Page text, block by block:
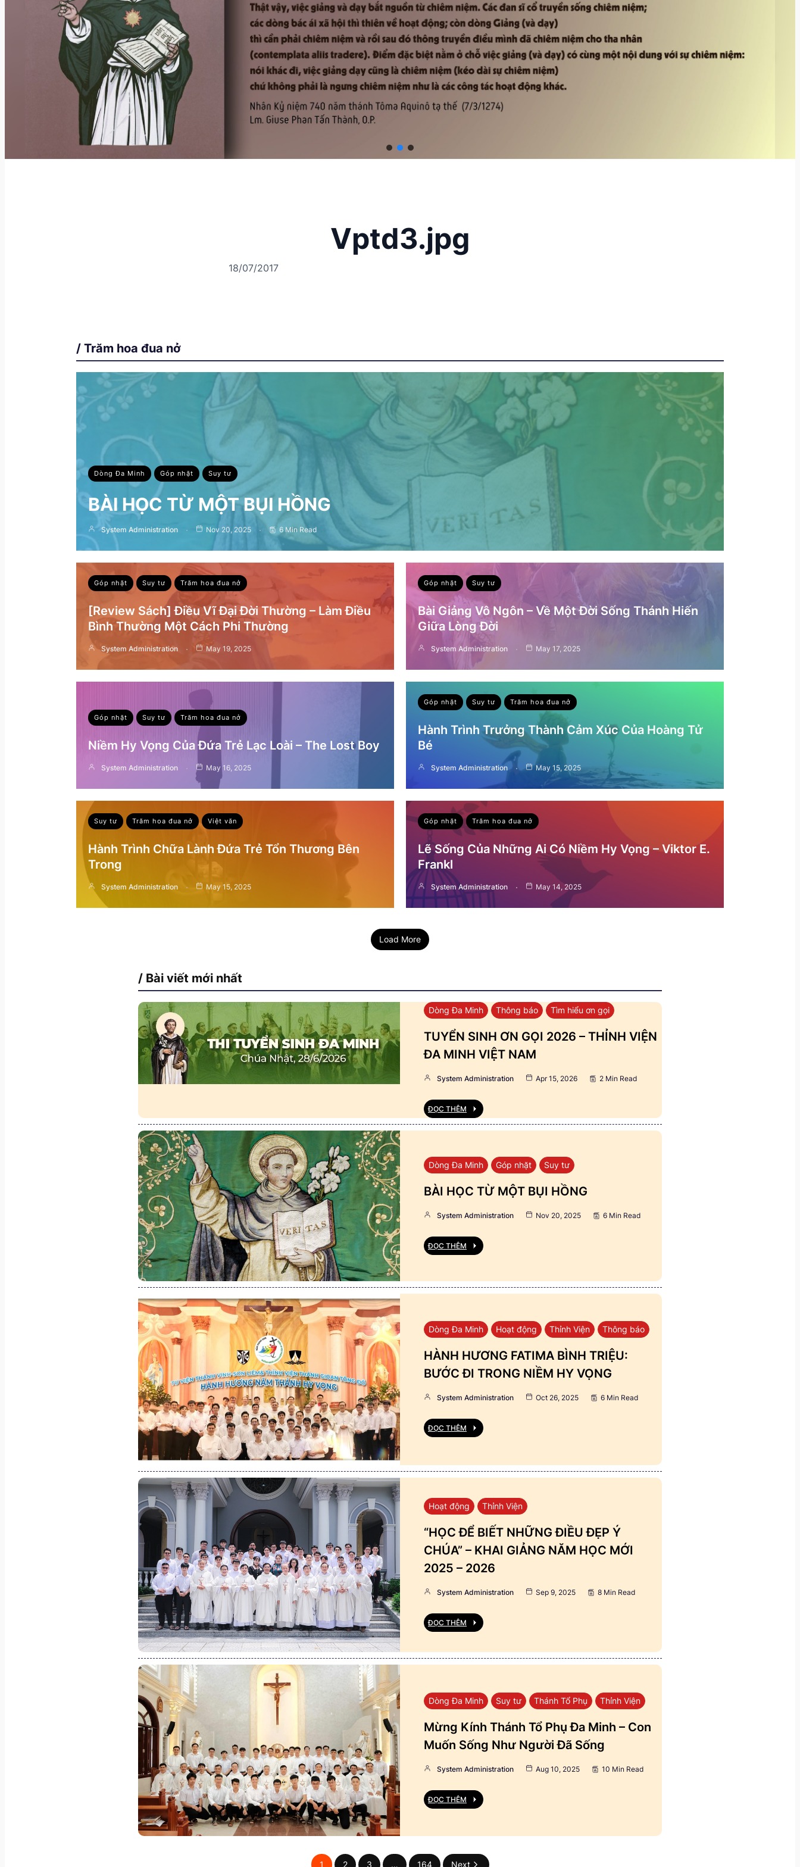
Vptd3.jpg
18/07/2017
/ Trăm hoa đua nở
Dòng Đa Minh Góp nhặt Suy tư
BÀI HỌC TỪ MỘT BỤI HỒNG
System Administration Nov 20, 2025 6 Min Read
Góp nhặt Suy tư Trăm hoa đua nở
[Review Sách] Điều Vĩ Đại Đời Thường – Làm Điều
Bình Thường Một Cách Phi Thường
System Administration May 19, 2025
Góp nhặt Suy tư
Bài Giảng Vô Ngôn – Về Một Đời Sống Thánh Hiến
Giữa Lòng Đời
System Administration May 17, 2025
Góp nhặt Suy tư Trăm hoa đua nở
Niềm Hy Vọng Của Đứa Trẻ Lạc Loài – The Lost Boy
System Administration May 16, 2025
Góp nhặt Suy tư Trăm hoa đua nở
Hành Trình Trưởng Thành Cảm Xúc Của Hoàng Tử
Bé
System Administration May 15, 2025
Suy tư Trăm hoa đua nở Việt văn
Hành Trình Chữa Lành Đứa Trẻ Tổn Thương Bên
Trong
System Administration May 15, 2025
Góp nhặt Trăm hoa đua nở
Lẽ Sống Của Những Ai Có Niềm Hy Vọng – Viktor E.
Frankl
System Administration May 14, 2025
Load More
/ Bài viết mới nhất
Dòng Đa Minh Thông báo Tìm hiểu ơn gọi
TUYỂN SINH ƠN GỌI 2026 – THỈNH VIỆN
ĐA MINH VIỆT NAM
System Administration Apr 15, 2026 2 Min Read
ĐỌC THÊM
Dòng Đa Minh Góp nhặt Suy tư
BÀI HỌC TỪ MỘT BỤI HỒNG
System Administration Nov 20, 2025 6 Min Read
ĐỌC THÊM
Dòng Đa Minh Hoạt động Thỉnh Viện Thông báo
HÀNH HƯƠNG FATIMA BÌNH TRIỆU:
BƯỚC ĐI TRONG NIỀM HY VỌNG
System Administration Oct 26, 2025 6 Min Read
ĐỌC THÊM
Hoạt động Thỉnh Viện
“HỌC ĐỂ BIẾT NHỮNG ĐIỀU ĐẸP Ý
CHÚA” – KHAI GIẢNG NĂM HỌC MỚI
2025 – 2026
System Administration Sep 9, 2025 8 Min Read
ĐỌC THÊM
Dòng Đa Minh Suy tư Thánh Tổ Phụ Thỉnh Viện
Mừng Kính Thánh Tổ Phụ Đa Minh – Con
Muốn Sống Như Người Đã Sống
System Administration Aug 10, 2025 10 Min Read
ĐỌC THÊM
1 2 3 … 164 Next